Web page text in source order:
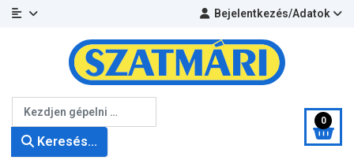
Bejelentkezés/Adatok
Keresés...
0